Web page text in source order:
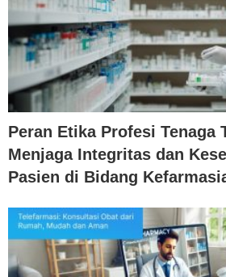
Peran Etika Profesi Tenaga
Menjaga Integritas dan
Pasien di Bidang